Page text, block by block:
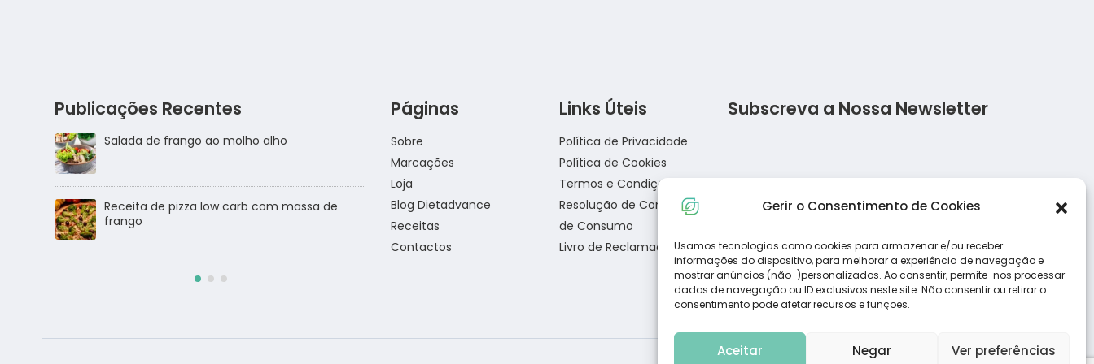
Gerir o Consentimento de Cookies
Usamos tecnologias como cookies para armazenar e/ou receber
informações do dispositivo, para melhorar a experiência de navegação e
mostrar anúncios (não-)personalizados. Ao consentir, permite-nos processar
dados de navegação ou ID exclusivos neste site. Não consentir ou retirar o
consentimento pode afetar recursos e funções.
Aceitar Negar Ver preferências
Publicações Recentes
Salada de frango
Salada de Atum
Lasanha Low Carb
Salmão com crosta de sésamo
Receita de pizza low carb com massa de
Salada
Páginas
Sobre
Marcações
Loja
Blog Dietadvance
Receitas
Contactos
Links Úteis
Política de Privacidade
Política de Cookies
Termos e Condições
Resolução de Conflitos
de Consumo
Livro de Reclamações
Subscreva a Nossa Newsletter